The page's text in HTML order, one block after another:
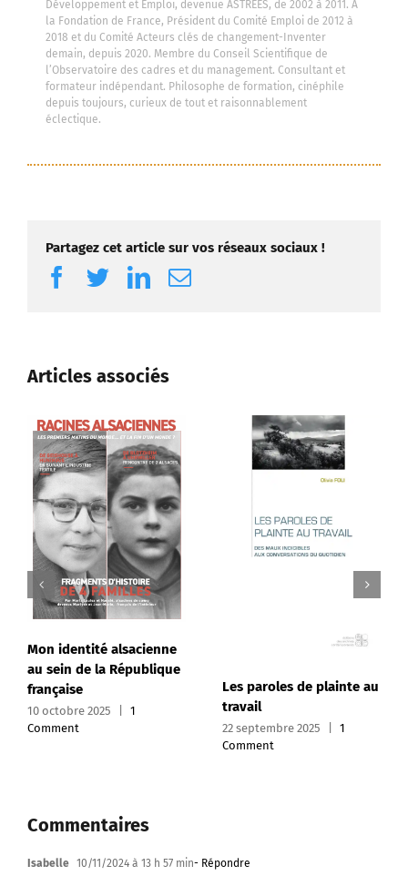
Développement et Emploi, devenue ASTREES, de 2002 à 2011. A
la Fondation de France, Président du Comité Emploi de 2012 à
2018 et du Comité Acteurs clés de changement-Inventer
demain, depuis 2020. Membre du Conseil Scientifique de
l’Observatoire des cadres et du management. Consultant et
formateur indépendant. Philosophe de formation, cinéphile
depuis toujours, curieux de tout et raisonnablement
éclectique.
Partagez cet article sur vos réseaux sociaux !
Facebook
TwitterLinkedIn
Email
Articles associés
Mon identité alsacienne
au sein de la République
française
10 octobre 2025
1
Comment
Les paroles de plainte au
travail
22 septembre 2025
1
Comment
Commentaires
Isabelle 10/11/2024 à 13 h 57 min- Répondre